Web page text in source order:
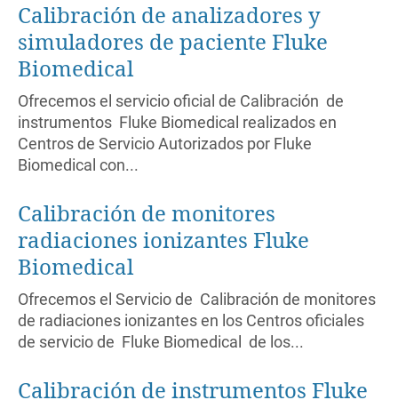
Calibración de analizadores y
simuladores de paciente Fluke
Biomedical
Ofrecemos el servicio oficial de Calibración de
instrumentos Fluke Biomedical realizados en
Centros de Servicio Autorizados por Fluke
Biomedical con...
Calibración de monitores
radiaciones ionizantes Fluke
Biomedical
Ofrecemos el Servicio de Calibración de monitores
de radiaciones ionizantes en los Centros oficiales
de servicio de Fluke Biomedical de los...
Calibración de instrumentos Fluke